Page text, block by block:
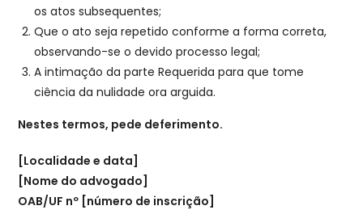
os atos subsequentes;
Que o ato seja repetido conforme a forma correta,
observando-se o devido processo legal;
A intimação da parte Requerida para que tome
ciência da nulidade ora arguida.
Nestes termos, pede deferimento.
[Localidade e data]
[Nome do advogado]
OAB/UF nº [número de inscrição]